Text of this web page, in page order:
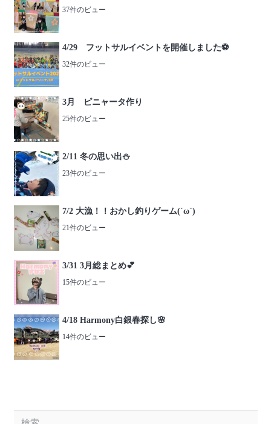
37件のビュー
4/29 フットサルイベントを開催しました⚽️
32件のビュー
3月 ピニャータ作り
25件のビュー
2/11 冬の思い出⛄️
23件のビュー
7/2 大漁！！おかし釣りゲーム(´ω`)
21件のビュー
3/31 3月総まとめ💕
15件のビュー
4/18 Harmony白銀春探し🌸
14件のビュー